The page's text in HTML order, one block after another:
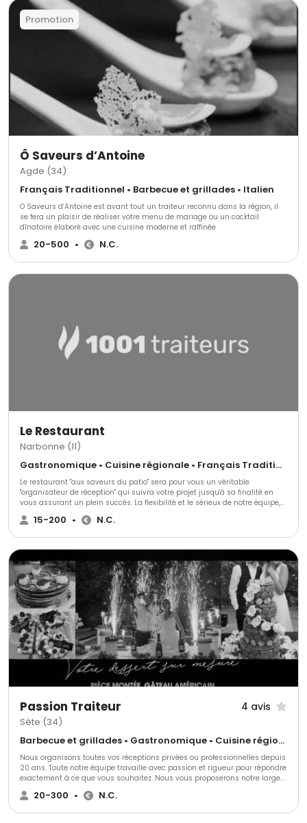
Promotion
Ô Saveurs d’Antoine
Agde (34)
Français Traditionnel • Barbecue et grillades • Italien
O Saveurs d’Antoine est avant tout un traiteur reconnu dans la région, il
se fera un plaisir de réaliser votre menu de mariage ou un cocktail
dînatoire élaboré avec une cuisine moderne et raffinée
20-500 • N.C.
Le Restaurant
Narbonne (11)
Gastronomique • Cuisine régionale • Français Traditionnel
Le restaurant "aux saveurs du patio" sera pour vous un véritable
"organisateur de réception" qui suivra votre projet jusqu'à sa finalité en
vous assurant un plein succès. La flexibilité et le sérieux de notre équipe,
la qualité de nos prestations est une véritable "invitation à la réussite".
15-200 • N.C.
Passion Traiteur 4 avis
Sète (34)
Barbecue et grillades • Gastronomique • Cuisine régionale
Nous organisons toutes vos réceptions privées ou professionnelles depuis
20 ans. Toute notre équipe travaille avec passion et rigueur pour répondre
exactement à ce que vous souhaitez. Nous vous proposerons notre large
choix de menus, de plats…
20-300 • N.C.